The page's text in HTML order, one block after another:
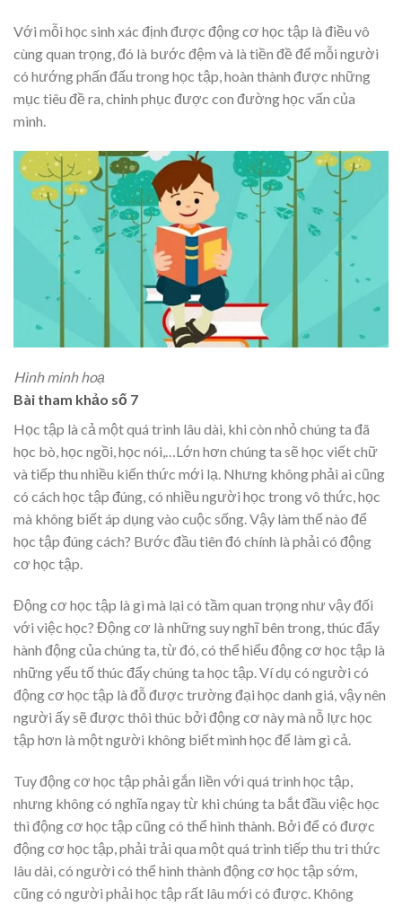
Với mỗi học sinh xác định được động cơ học tập là điều vô
cùng quan trọng, đó là bước đệm và là tiền đề để mỗi người
có hướng phấn đấu trong học tập, hoàn thành được những
mục tiêu đề ra, chinh phục được con đường học vấn của
mình.
Hình minh hoạ
Bài tham khảo số 7
Học tập là cả một quá trình lâu dài, khi còn nhỏ chúng ta đã
học bò, học ngồi, học nói,…Lớn hơn chúng ta sẽ học viết chữ
và tiếp thu nhiều kiến thức mới lạ. Nhưng không phải ai cũng
có cách học tập đúng, có nhiều người học trong vô thức, học
mà không biết áp dụng vào cuộc sống. Vậy làm thế nào để
học tập đúng cách? Bước đầu tiên đó chính là phải có động
cơ học tập.
Động cơ học tập là gì mà lại có tầm quan trọng như vậy đối
với việc học? Động cơ là những suy nghĩ bên trong, thúc đẩy
hành động của chúng ta, từ đó, có thể hiểu động cơ học tập là
những yếu tố thúc đẩy chúng ta học tập. Ví dụ có người có
động cơ học tập là đỗ được trường đại học danh giá, vậy nên
người ấy sẽ được thôi thúc bởi động cơ này mà nỗ lực học
tập hơn là một người không biết mình học để làm gì cả.
Tuy động cơ học tập phải gắn liền với quá trình học tập,
nhưng không có nghĩa ngay từ khi chúng ta bắt đầu việc học
thì động cơ học tập cũng có thể hình thành. Bởi để có được
động cơ học tập, phải trải qua một quá trình tiếp thu tri thức
lâu dài, có người có thể hình thành động cơ học tập sớm,
cũng có người phải học tập rất lâu mới có được. Không